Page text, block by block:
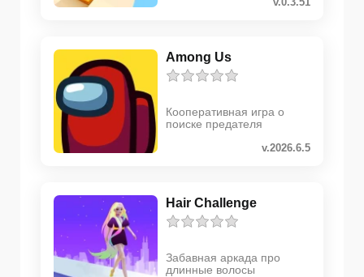
Among Us
Кооперативная игра о
поиске предателя
v.2026.6.5
Hair Challenge
Забавная аркада про
длинные волосы